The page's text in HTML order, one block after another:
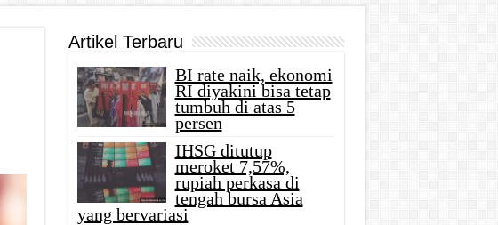
Artikel Terbaru
BI rate naik, ekonomi
RI diyakini bisa tetap
tumbuh di atas 5
persen
IHSG ditutup
meroket 7,57%,
rupiah perkasa di
tengah bursa Asia
yang bervariasi